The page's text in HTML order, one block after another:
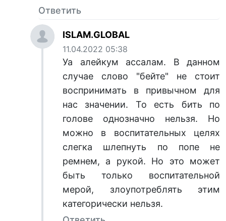
Ответить
ISLAM.GLOBAL
11.04.2022 05:38
Уа алейкум ассалам. В данном
случае слово "бейте" не стоит
воспринимать в привычном для
нас значении. То есть бить по
голове однозначно нельзя. Но
можно в воспитательных целях
слегка шлепнуть по попе не
ремнем, а рукой. Но это может
быть только воспитательной
мерой, злоупотреблять этим
категорически нельзя.